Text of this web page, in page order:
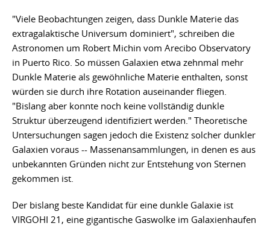
"Viele Beobachtungen zeigen, dass Dunkle Materie das
extragalaktische Universum dominiert", schreiben die
Astronomen um Robert Michin vom Arecibo Observatory
in Puerto Rico. So müssen Galaxien etwa zehnmal mehr
Dunkle Materie als gewöhnliche Materie enthalten, sonst
würden sie durch ihre Rotation auseinander fliegen.
"Bislang aber konnte noch keine vollständig dunkle
Struktur überzeugend identifiziert werden." Theoretische
Untersuchungen sagen jedoch die Existenz solcher dunkler
Galaxien voraus -- Massenansammlungen, in denen es aus
unbekannten Gründen nicht zur Entstehung von Sternen
gekommen ist.
Der bislang beste Kandidat für eine dunkle Galaxie ist
VIRGOHI 21, eine gigantische Gaswolke im Galaxienhaufen